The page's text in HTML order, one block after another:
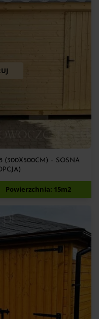
(300X500CM) – SOSNA
zł
Powierzchnia: 15m2